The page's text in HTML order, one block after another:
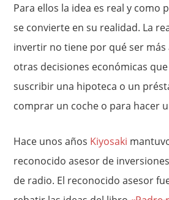
Para ellos la idea es real y como
se convierte en su realidad. La
invertir no tiene por qué ser
otras decisiones económicas
suscribir una hipoteca o un
comprar un coche o para hacer
Hace unos años Kiyosaki
reconocido asesor de
de radio. El reconocido asesor